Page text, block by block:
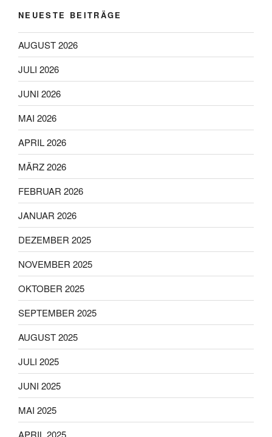
NEUESTE BEITRÄGE
AUGUST 2026
JULI 2026
JUNI 2026
MAI 2026
APRIL 2026
MÄRZ 2026
FEBRUAR 2026
JANUAR 2026
DEZEMBER 2025
NOVEMBER 2025
OKTOBER 2025
SEPTEMBER 2025
AUGUST 2025
JULI 2025
JUNI 2025
MAI 2025
APRIL 2025